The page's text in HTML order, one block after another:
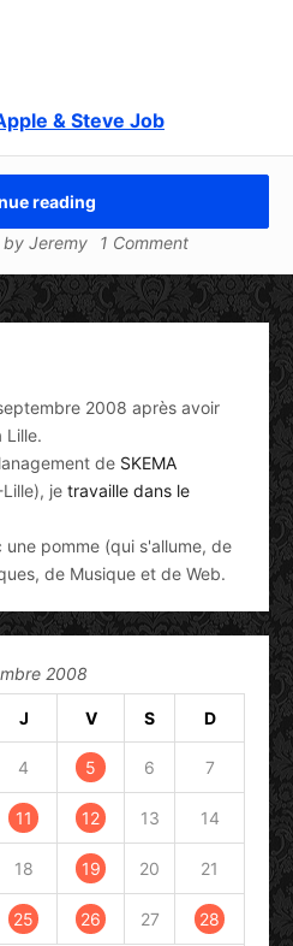
& Steve Job
reading
by Jeremy 1 Comment
2008 après avoir
Lille.
de SKEMA
je travaille dans le
pomme (qui s'allume, de
de Musique et de Web.
2008
J V S D
4 5 6 7
11 12 13 14
18 19 20 21
25 26 27 28